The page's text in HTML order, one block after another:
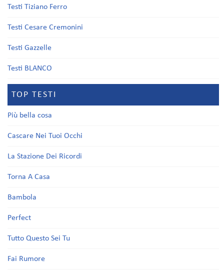
Testi Tiziano Ferro
Testi Cesare Cremonini
Testi Gazzelle
Testi BLANCO
TOP TESTI
Più bella cosa
Cascare Nei Tuoi Occhi
La Stazione Dei Ricordi
Torna A Casa
Bambola
Perfect
Tutto Questo Sei Tu
Fai Rumore